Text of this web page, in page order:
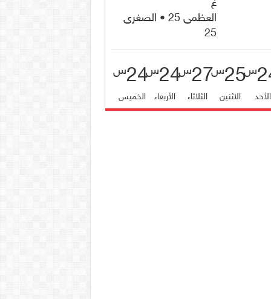
العظمى 25 • الصغرى
25
س
الأحد
25س
الاثنين
27س
الثلاثاء
24س
الأربعاء
24س
الخميس